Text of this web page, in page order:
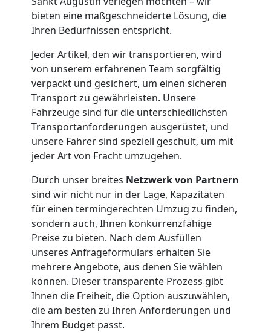
bieten eine maßgeschneiderte Lösung, die
Ihren Bedürfnissen entspricht.
Jeder Artikel, den wir transportieren, wird
von unserem erfahrenen Team sorgfältig
verpackt und gesichert, um einen sicheren
Transport zu gewährleisten. Unsere
Fahrzeuge sind für die unterschiedlichsten
Transportanforderungen ausgerüstet, und
unsere Fahrer sind speziell geschult, um mit
jeder Art von Fracht umzugehen.
Durch unser breites Netzwerk von Partnern
sind wir nicht nur in der Lage, Kapazitäten
für einen termingerechten Umzug zu finden,
sondern auch, Ihnen konkurrenzfähige
Preise zu bieten. Nach dem Ausfüllen
unseres Anfrageformulars erhalten Sie
mehrere Angebote, aus denen Sie wählen
können. Dieser transparente Prozess gibt
Ihnen die Freiheit, die Option auszuwählen,
die am besten zu Ihren Anforderungen und
Ihrem Budget passt.
Möbelmontage
Feldkirch
Möbeltransport
Feldkirch
Beiladung
Feldkirch
Mini
Umzug
Feldkirch